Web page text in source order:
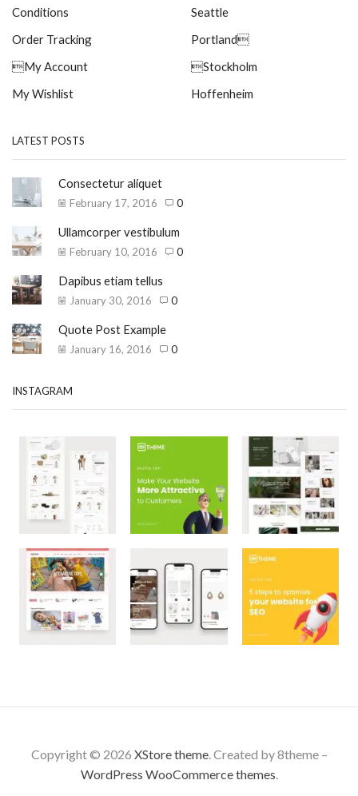
Conditions
Order Tracking
My Account
My Wishlist
Seattle
Portland
Stockholm
Hoffenheim
LATEST POSTS
Consectetur aliquet
February 17, 2016 0
Ullamcorper vestibulum
February 10, 2016 0
Dapibus etiam tellus
January 30, 2016 0
Quote Post Example
January 16, 2016 0
INSTAGRAM
Copyright © 2026 XStore theme. Created by 8theme –
WordPress WooCommerce themes